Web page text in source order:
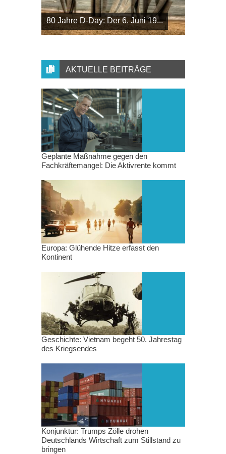
80 Jahre D-Day: Der 6. Juni 19...
AKTUELLE BEITRÄGE
Geplante Maßnahme gegen den
Fachkräftemangel: Die Aktivrente kommt
Europa: Glühende Hitze erfasst den
Kontinent
Geschichte: Vietnam begeht 50. Jahrestag
des Kriegsendes
Konjunktur: Trumps Zölle drohen
Deutschlands Wirtschaft zum Stillstand zu
bringen